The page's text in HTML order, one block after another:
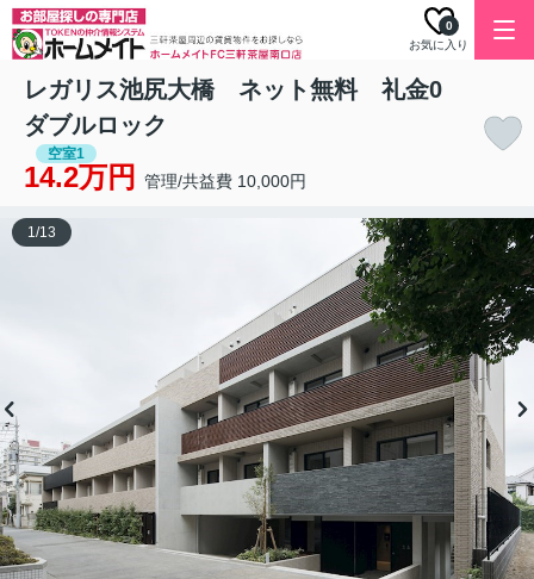
お気に入り
0
レガリス池尻大橋 ネット無料 礼金0
ダブルロック
空室1
14.2万円 管理/共益費 10,000円
1/13